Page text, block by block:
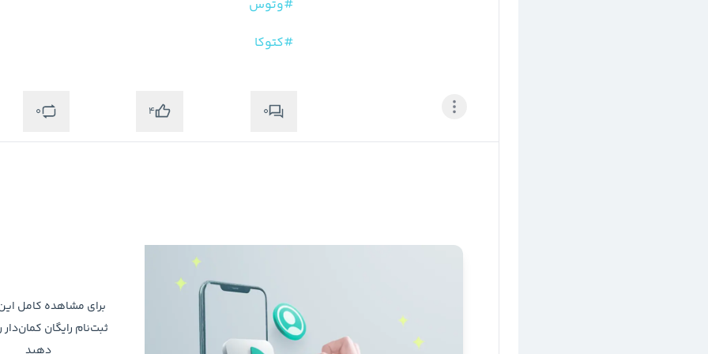
#وتوس
#کتوکا
0
4
0
برای مشاهده کامل
ثبت‌نام رایگان کمان‌دار